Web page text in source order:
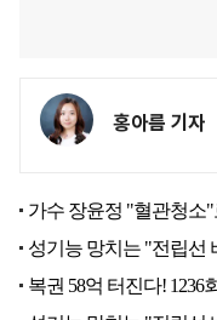
홍아름 기자